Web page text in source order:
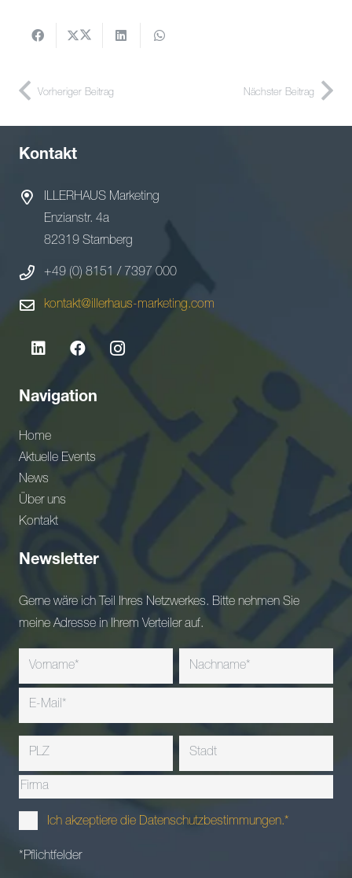
Vorheriger Beitrag Nächster Beitrag
Kontakt
ILLERHAUS Marketing
Enzianstr. 4a
82319 Starnberg
+49 (0) 8151 / 7397 000
kontakt@illerhaus-marketing.com
Navigation
Home
Aktuelle Events
News
Über uns
Kontakt
Newsletter
Gerne wäre ich Teil Ihres Netzwerkes. Bitte nehmen Sie
meine Adresse in Ihrem Verteiler auf.
Ich akzeptiere die Datenschutzbestimmungen.*
*Pflichtfelder